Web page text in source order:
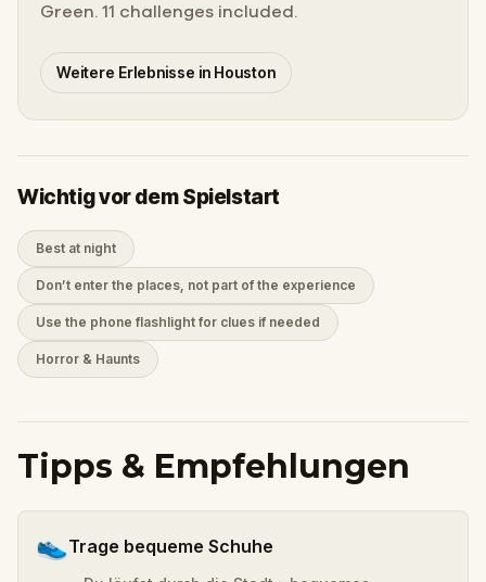
Green. 11 challenges included.
Weitere Erlebnisse in Houston
Wichtig vor dem Spielstart
Best at night
Don’t enter the places, not part of the experience
Use the phone flashlight for clues if needed
Horror & Haunts
Tipps & Empfehlungen
👟Trage bequeme Schuhe